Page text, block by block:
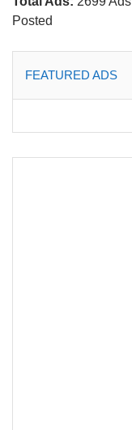
Posted
FEATURED ADS